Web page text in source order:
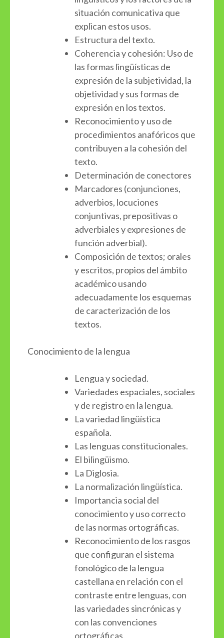
situación comunicativa que
explican estos usos.
Estructura del texto.
Coherencia y cohesión: Uso de
las formas lingüísticas de
expresión de la subjetividad, la
objetividad y sus formas de
expresión en los textos.
Reconocimiento y uso de
procedimientos anafóricos que
contribuyen a la cohesión del
texto.
Determinación de conectores
Marcadores (conjunciones,
adverbios, locuciones
conjuntivas, prepositivas o
adverbiales y expresiones de
función adverbial).
Composición de textos; orales
y escritos, propios del ámbito
académico usando
adecuadamente los esquemas
de caracterización de los
textos.
Conocimiento de la lengua
Lengua y sociedad.
Variedades espaciales, sociales
y de registro en la lengua.
La variedad lingüística
española.
Las lenguas constitucionales.
El bilingüismo.
La Diglosia.
La normalización lingüística.
Importancia social del
conocimiento y uso correcto
de las normas ortográficas.
Reconocimiento de los rasgos
que configuran el sistema
fonológico de la lengua
castellana en relación con el
contraste entre lenguas, con
las variedades sincrónicas y
con las convenciones
ortográficas.